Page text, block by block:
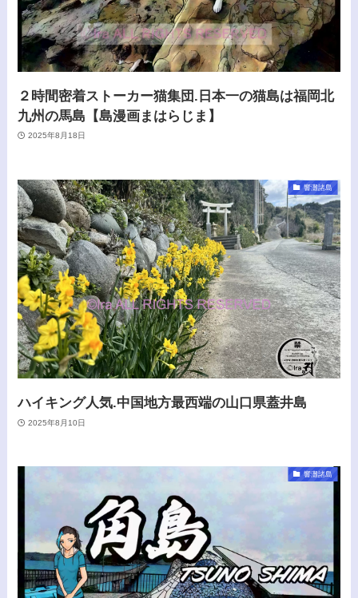
２時間密着ストーカー猫集団.日本一の猫島は福岡北
九州の馬島【島漫画まはらじま】
2025年8月18日
響灘諸島
ハイキング人気.中国地方最西端の山口県蓋井島
2025年8月10日
響灘諸島